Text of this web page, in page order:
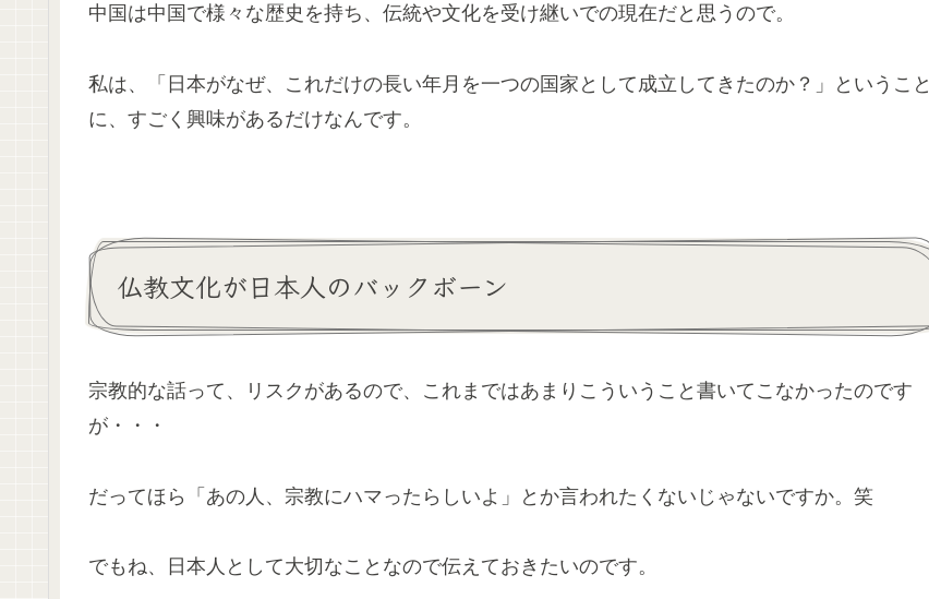
中国は中国で様々な歴史を持ち、伝統や文化を受け継いでの現在だと思うので。
私は、「日本がなぜ、これだけの長い年月を一つの国家として成立してきたのか？」ということ
に、すごく興味があるだけなんです。
仏教文化が日本人のバックボーン
宗教的な話って、リスクがあるので、これまではあまりこういうこと書いてこなかったのです
が・・・
だってほら「あの人、宗教にハマったらしいよ」とか言われたくないじゃないですか。笑
でもね、日本人として大切なことなので伝えておきたいのです。